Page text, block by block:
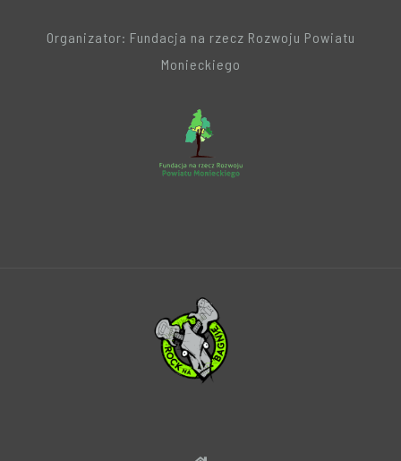
Organizator: Fundacja na rzecz Rozwoju Powiatu
Monieckiego